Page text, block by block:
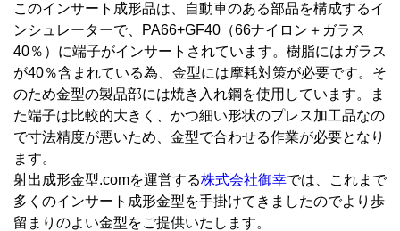
このインサート成形品は、自動車のある部品を構成するイ
ンシュレーターで、PA66+GF40（66ナイロン＋ガラス
40％）に端子がインサートされています。樹脂にはガラス
が40％含まれている為、金型には摩耗対策が必要です。そ
のため金型の製品部には焼き入れ鋼を使用しています。ま
た端子は比較的大きく、かつ細い形状のプレス加工品なの
で寸法精度が悪いため、金型で合わせる作業が必要となり
ます。
射出成形金型.comを運営する株式会社御幸では、これまで
多くのインサート成形金型を手掛けてきましたのでより歩
留まりのよい金型をご提供いたします。